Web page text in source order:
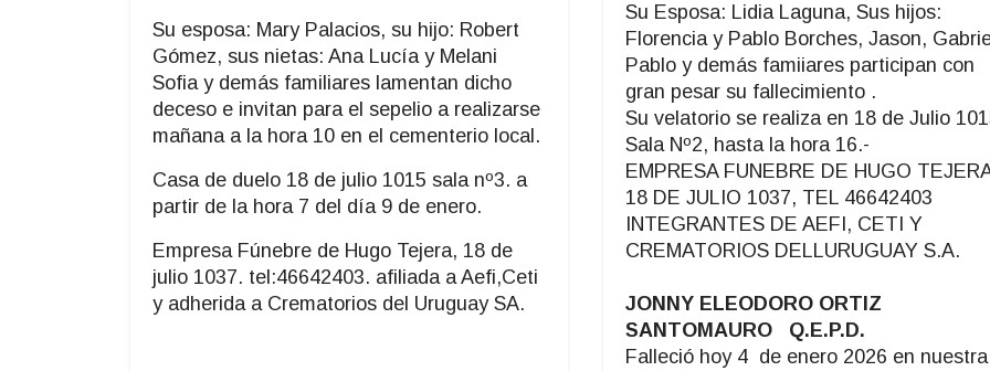
Su esposa: Mary Palacios, su hijo: Robert
Gómez, sus nietas: Ana Lucía y Melani
Sofia y demás familiares lamentan dicho
deceso e invitan para el sepelio a realizarse
mañana a la hora 10 en el cementerio local.
Casa de duelo 18 de julio 1015 sala nº3. a
partir de la hora 7 del día 9 de enero.
Empresa Fúnebre de Hugo Tejera, 18 de
julio 1037. tel:46642403. afiliada a Aefi,Ceti
y adherida a Crematorios del Uruguay SA.
Su Esposa: Lidia Laguna, Sus hijos:
Florencia y Pablo Borches, Jason,
Pablo y demás famiiares participan con
gran pesar su fallecimiento .
Su velatorio se realiza en 18 de Julio
Sala Nº2, hasta la hora 16.-
EMPRESA FUNEBRE DE HUGO
18 DE JULIO 1037, TEL 46642403
INTEGRANTES DE AEFI, CETI Y
CREMATORIOS DELLURUGUAY S.A.
JONNY ELEODORO ORTIZ
SANTOMAURO Q.E.P.D.
Falleció hoy 4 de enero 2026 en nuestra